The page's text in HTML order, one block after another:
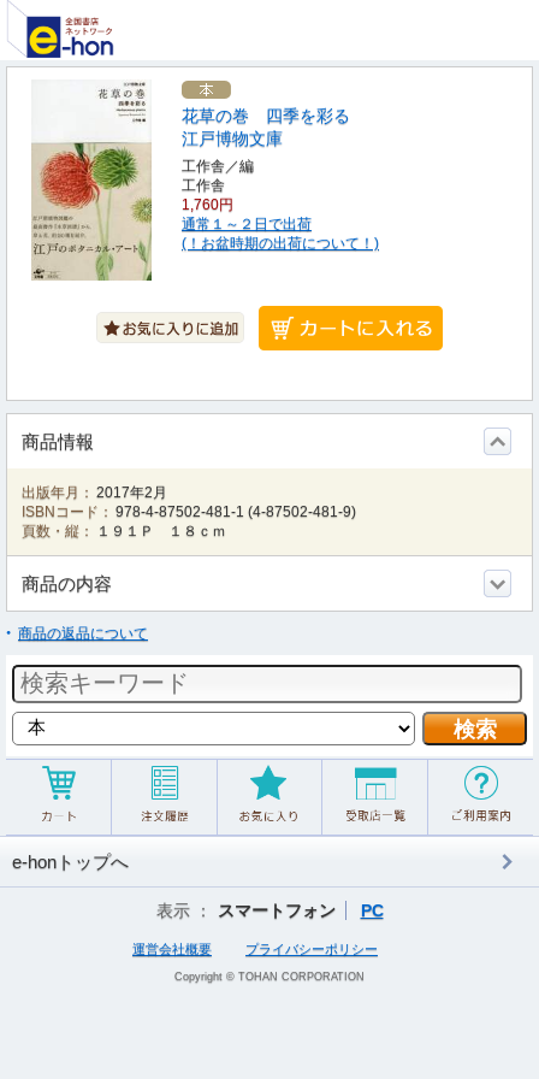
花草の巻 四季を彩る
江戸博物文庫
工作舎／編
工作舎
1,760円
通常１～２日で出荷
(！お盆時期の出荷について！)
商品情報
出版年月： 2017年2月
ISBNコード： 978-4-87502-481-1 (4-87502-481-9)
頁数・縦：
１９１Ｐ １８ｃｍ
商品の内容
商品の返品について
e-honトップへ
表示 ： スマートフォン PC
運営会社概要 プライバシーポリシー
Copyright © TOHAN CORPORATION